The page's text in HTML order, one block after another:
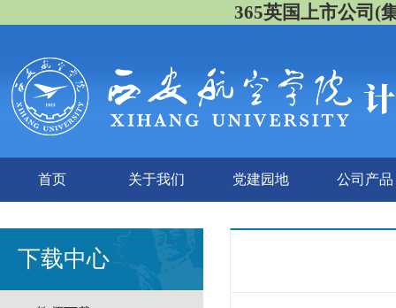
365英国上市公司(
首页 关于我们 党建园地 公司产品
下载中心